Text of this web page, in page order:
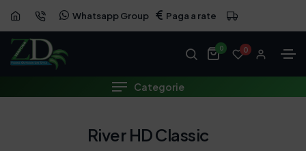
Whatsapp Group Paga a rate
0 0
Categorie
River HD Classic